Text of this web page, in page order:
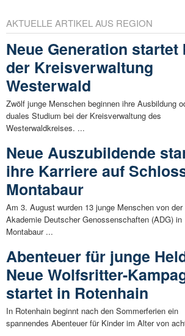
AKTUELLE ARTIKEL AUS REGION
Neue Generation startet
der Kreisverwaltung
Westerwald
Zwölf junge Menschen beginnen ihre Ausbildung
duales Studium bei der Kreisverwaltung des
Westerwaldkreises. ...
Neue Auszubildende
ihre Karriere auf
Montabaur
Am 3. August wurden 13 junge Menschen von der
Akademie Deutscher Genossenschaften (ADG) in
Montabaur ...
Abenteuer für junge
Neue Wolfsritter-
startet in Rotenhain
In Rotenhain beginnt nach den Sommerferien ein
spannendes Abenteuer für Kinder im Alter von